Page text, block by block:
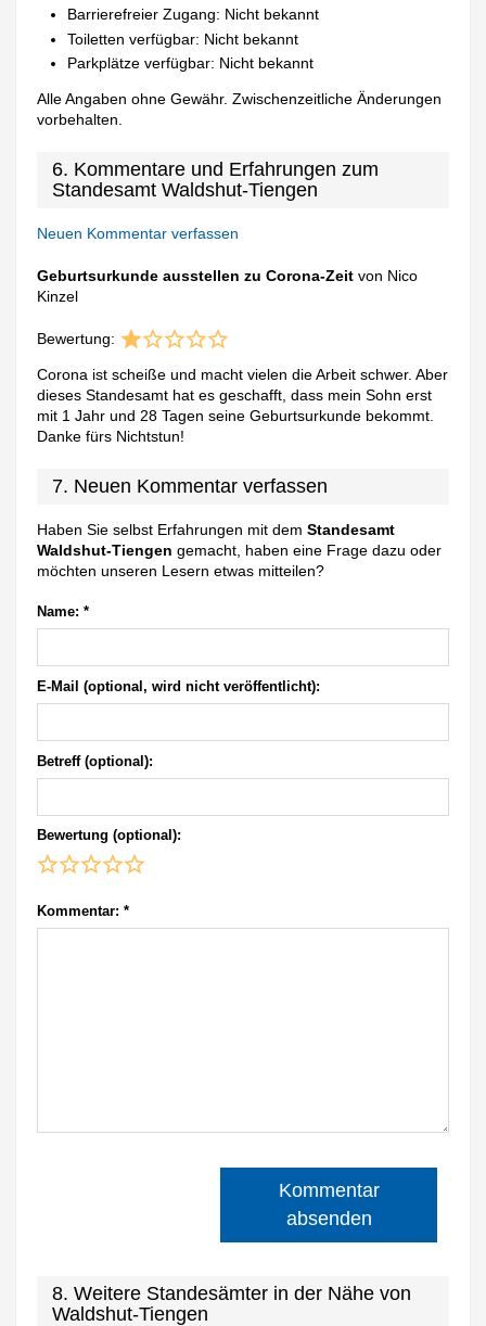
Barrierefreier Zugang: Nicht bekannt
Toiletten verfügbar: Nicht bekannt
Parkplätze verfügbar: Nicht bekannt
Alle Angaben ohne Gewähr. Zwischenzeitliche Änderungen
vorbehalten.
6. Kommentare und Erfahrungen zum
Standesamt Waldshut-Tiengen
Neuen Kommentar verfassen
Geburtsurkunde ausstellen zu Corona-Zeit von Nico
Kinzel
Bewertung:
Corona ist scheiße und macht vielen die Arbeit schwer. Aber
dieses Standesamt hat es geschafft, dass mein Sohn erst
mit 1 Jahr und 28 Tagen seine Geburtsurkunde bekommt.
Danke fürs Nichtstun!
7. Neuen Kommentar verfassen
Haben Sie selbst Erfahrungen mit demStandesamt
Waldshut-Tiengen gemacht, haben eine Frage dazu oder
möchten unseren Lesern etwas mitteilen?
Name: *
E-Mail (optional, wird nicht veröffentlicht):
Betreff (optional):
Bewertung (optional):
Kommentar: *
Kommentar
absenden
8. Weitere Standesämter in der Nähe von
Waldshut-Tiengen